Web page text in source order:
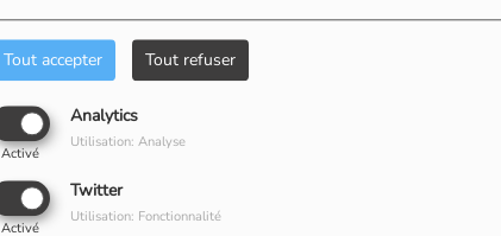
Tout accepter Tout refuser
Analytics
Activé
Utilisation: Analyse
Twitter
Activé
Utilisation: Fonctionnalité